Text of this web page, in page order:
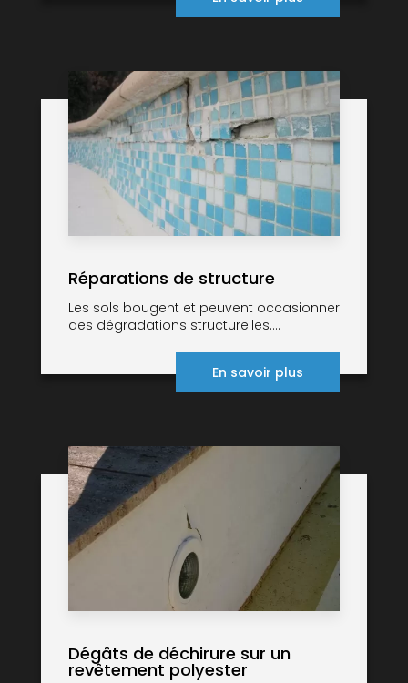
Réparations de structure
Les sols bougent et peuvent occasionner
des dégradations structurelles....
En savoir plus
Dégâts de déchirure sur un
revêtement polyester